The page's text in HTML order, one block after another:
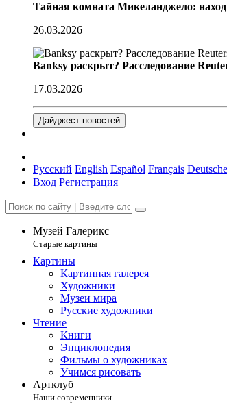
Тайная комната Микеланджело:
26.03.2026
Banksy раскрыт? Расследование
17.03.2026
Дайджест новостей
Русский English Español Français Deutsche
Вход Регистрация
Музей Галерикс
Старые картины
Картины
Картинная галерея
Художники
Музеи мира
Русские художники
Чтение
Книги
Энциклопедия
Фильмы о художниках
Учимся рисовать
Артклуб
Наши современники